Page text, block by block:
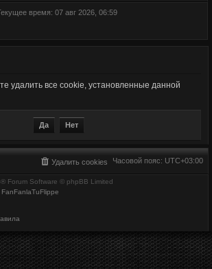
время: 07 авг 2026, 06:59
удалить все cookie, установленные данной
Часовой пояс: UTC+03:00
Удалить cookies
® Forum Software © phpBB Limited
FanFanlaTuFlippe